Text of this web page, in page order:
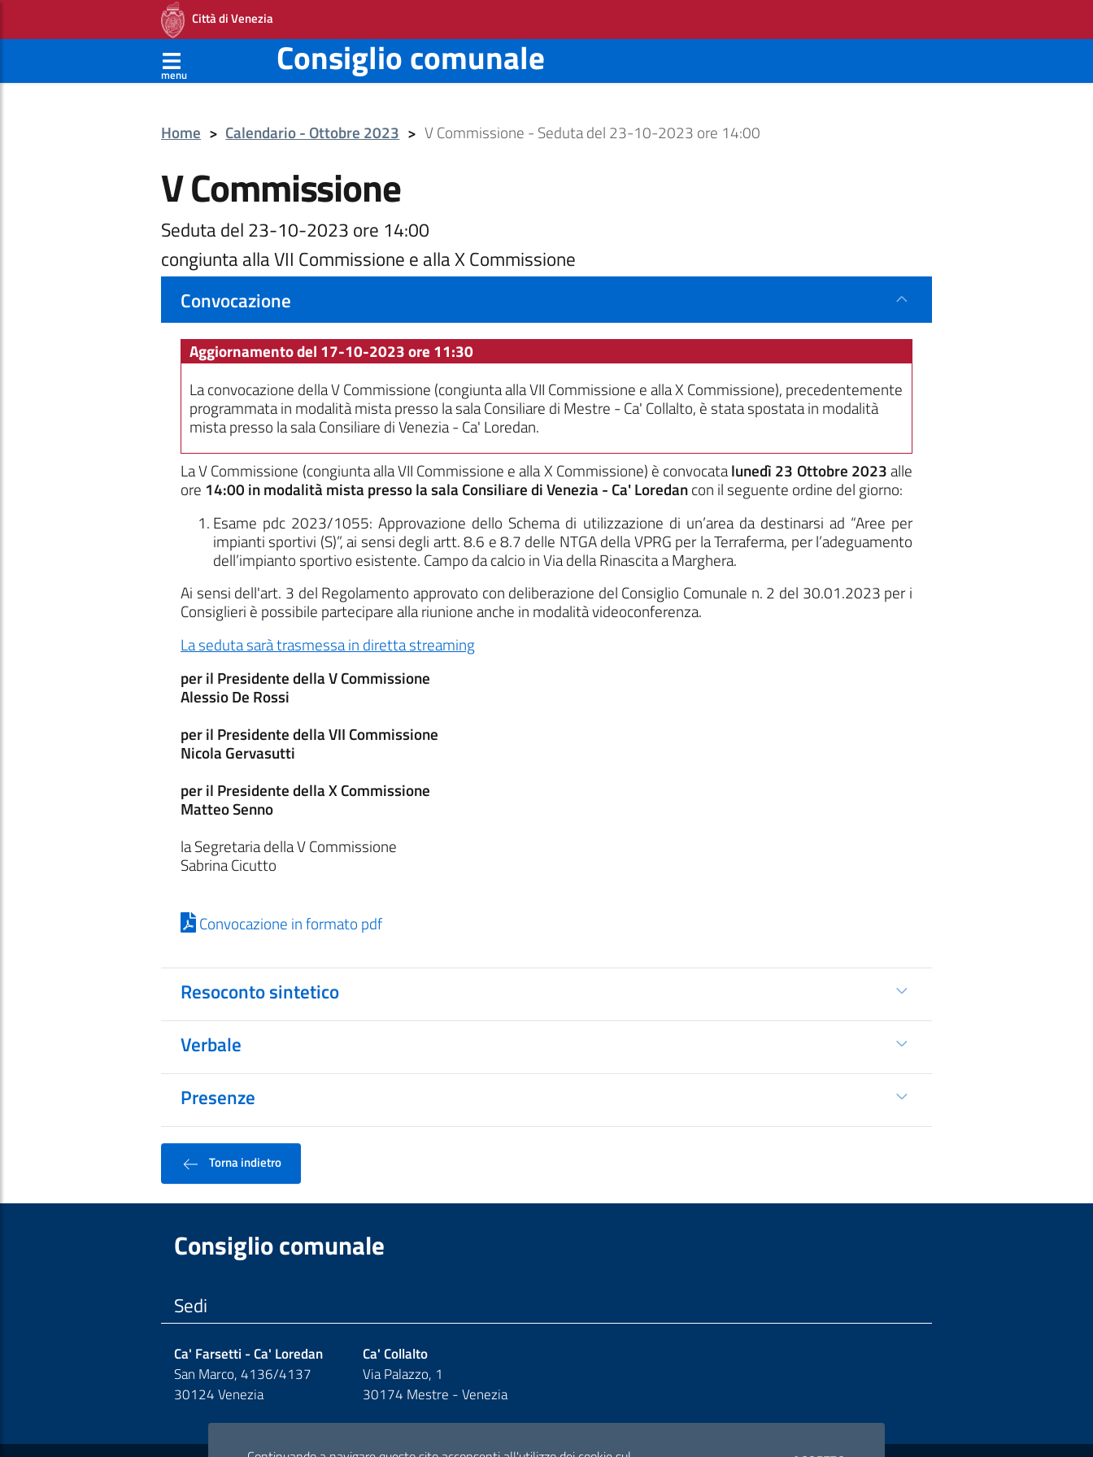
Città di Venezia
menu Consiglio comunale
Home > Calendario - Ottobre 2023 > V Commissione - Seduta del 23-10-2023 ore 14:00
V Commissione
Seduta del 23-10-2023 ore 14:00
congiunta alla VII Commissione e alla X Commissione
Convocazione
Aggiornamento del 17-10-2023 ore 11:30
La convocazione della V Commissione (congiunta alla VII Commissione e alla X Commissione), precedentemente
programmata in modalità mista presso la sala Consiliare di Mestre - Ca' Collalto, è stata spostata in modalità
mista presso la sala Consiliare di Venezia - Ca' Loredan.
La V Commissione (congiunta alla VII Commissione e alla X Commissione) è convocatalunedì 23 Ottobre 2023alle
ore 14:00 in modalità mista presso la sala Consiliare di Venezia - Ca' Loredancon il seguente ordine del giorno:
Esame pdc 2023/1055: Approvazione dello Schema di utilizzazione di un’area da destinarsi ad “Aree per
impianti sportivi (S)”, ai sensi degli artt. 8.6 e 8.7 delle NTGA della VPRG per la Terraferma, per l’adeguamento
dell’impianto sportivo esistente. Campo da calcio in Via della Rinascita a Marghera.
Ai sensi dell'art. 3 del Regolamento approvato con deliberazione del Consiglio Comunale n. 2 del 30.01.2023 per i
Consiglieri è possibile partecipare alla riunione anche in modalità videoconferenza.
La seduta sarà trasmessa in diretta streaming
per il Presidente della V Commissione
Alessio De Rossi
per il Presidente della VII Commissione
Nicola Gervasutti
per il Presidente della X Commissione
Matteo Senno
la Segretaria della V Commissione
Sabrina Cicutto
Convocazione in formato pdf
Resoconto sintetico
Verbale
Presenze
Torna indietro
Consiglio comunale
Sedi
Ca' Farsetti - Ca' Loredan
San Marco, 4136/4137
30124 Venezia
Ca' Collalto
Via Palazzo, 1
30174 Mestre - Venezia